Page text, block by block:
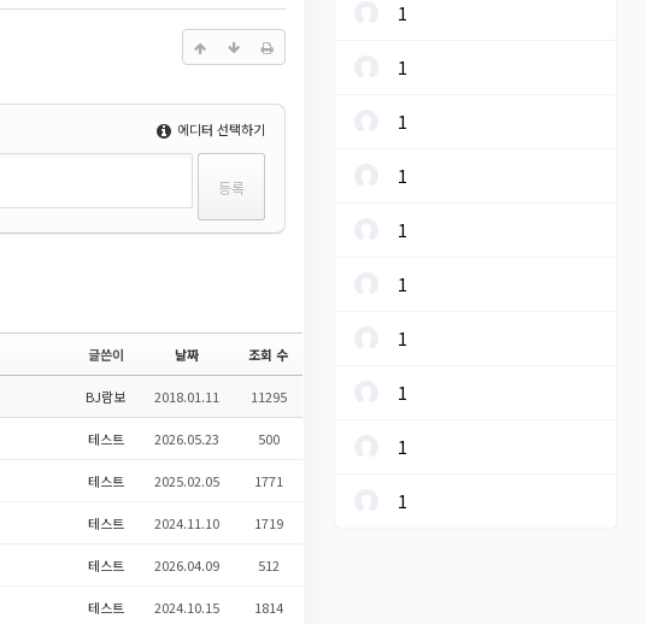
에디터 선택하기
글쓴이 날짜 조회 수
BJ람보 2018.01.11 11295
테스트 2026.05.23 500
테스트 2025.02.05 1771
테스트 2024.11.10 1719
테스트 2026.04.09 512
테스트 2024.10.15 1814
1
1
1
1
1
1
1
1
1
1